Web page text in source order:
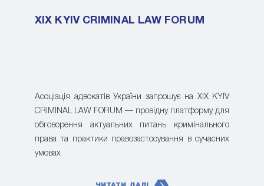
XIX KYIV CRIMINAL LAW FORUM
Асоціація адвокатів України запрошує на XIX KYIV
CRIMINAL LAW FORUM — провідну платформу для
обговорення актуальних питань кримінального
права та практики правозастосування в сучасних
умовах